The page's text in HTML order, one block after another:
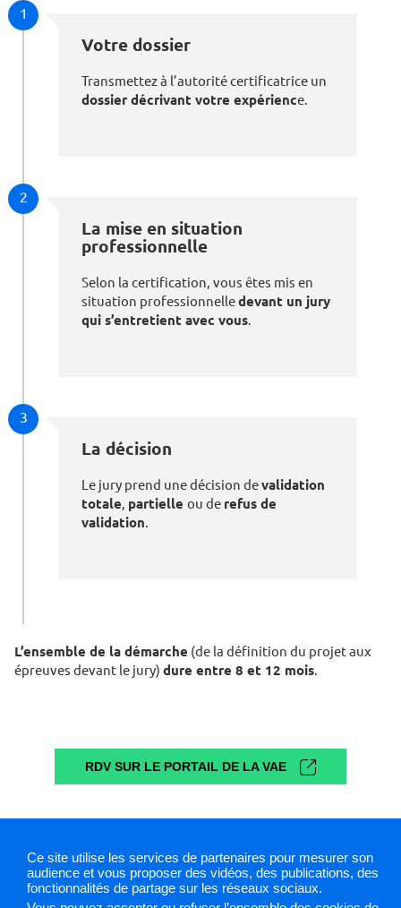
Ce site utilise les services de partenaires pour mesurer son
audience et vous proposer des vidéos, des publications, des
fonctionnalités de partage sur les réseaux sociaux.
1
Votre dossier
Transmettez à l’autorité certificatrice un
dossier décrivant votre expérience.
2
La mise en situation
professionnelle
Selon la certification, vous êtes mis en
situation professionnelledevant un jury
qui s’entretient avec vous.
3
La décision
Le jury prend une décision devalidation
totale, partielle ou de refus de
validation.
L’ensemble de la démarche (de la définition du projet aux
épreuves devant le jury) dure entre 8 et 12 mois.
RDV SUR LE PORTAIL DE LA VAE
Mentions légales Plan du site
Cookies et traceurs
Gestion des cookies